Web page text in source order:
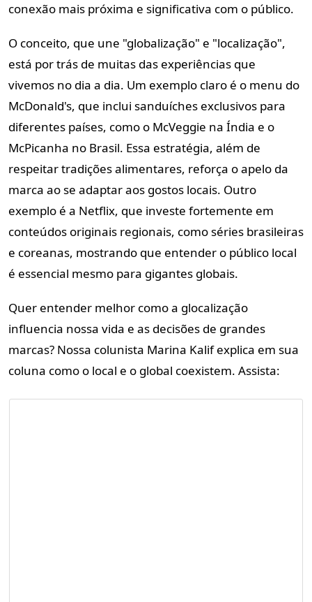
conexão mais próxima e significativa com o público.
O conceito, que une "globalização" e "localização",
está por trás de muitas das experiências que
vivemos no dia a dia. Um exemplo claro é o menu do
McDonald's, que inclui sanduíches exclusivos para
diferentes países, como o McVeggie na Índia e o
McPicanha no Brasil. Essa estratégia, além de
respeitar tradições alimentares, reforça o apelo da
marca ao se adaptar aos gostos locais. Outro
exemplo é a Netflix, que investe fortemente em
conteúdos originais regionais, como séries brasileiras
e coreanas, mostrando que entender o público local
é essencial mesmo para gigantes globais.
Quer entender melhor como a glocalização
influencia nossa vida e as decisões de grandes
marcas? Nossa colunista Marina Kalif explica em sua
coluna como o local e o global coexistem. Assista: